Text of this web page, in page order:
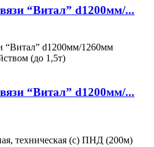
“Витал” d1200мм/...
“Витал” d1200мм/...